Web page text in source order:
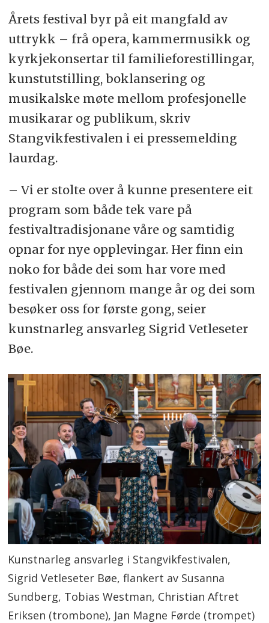
Årets festival byr på eit mangfald av
uttrykk – frå opera, kammermusikk og
kyrkjekonsertar til familieforestillingar,
kunstutstilling, boklansering og
musikalske møte mellom profesjonelle
musikarar og publikum, skriv
Stangvikfestivalen i ei pressemelding
laurdag.
– Vi er stolte over å kunne presentere eit
program som både tek vare på
festivaltradisjonane våre og samtidig
opnar for nye opplevingar. Her finn ein
noko for både dei som har vore med
festivalen gjennom mange år og dei som
besøker oss for første gong, seier
kunstnarleg ansvarleg Sigrid Vetleseter
Bøe.
Kunstnarleg ansvarleg i Stangvikfestivalen,
Sigrid Vetleseter Bøe, flankert av Susanna
Sundberg, Tobias Westman, Christian Aftret
Eriksen (trombone), Jan Magne Førde (trompet)